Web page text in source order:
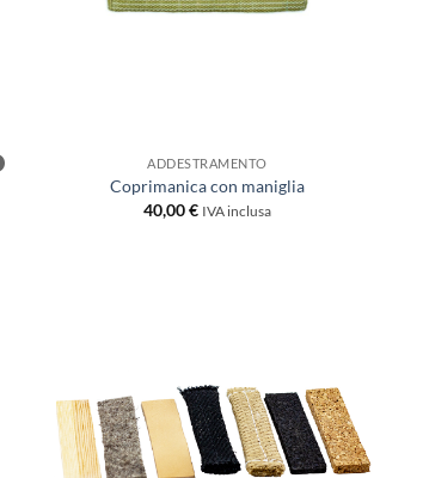
ADDESTRAMENTO
Coprimanica con maniglia
40,00€ IVA inclusa